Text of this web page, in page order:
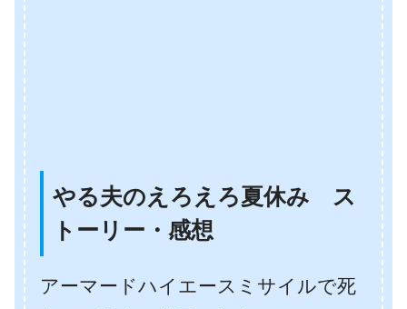
やる夫のえろえろ夏休み ス
トーリー・感想
アーマードハイエースミサイルで死